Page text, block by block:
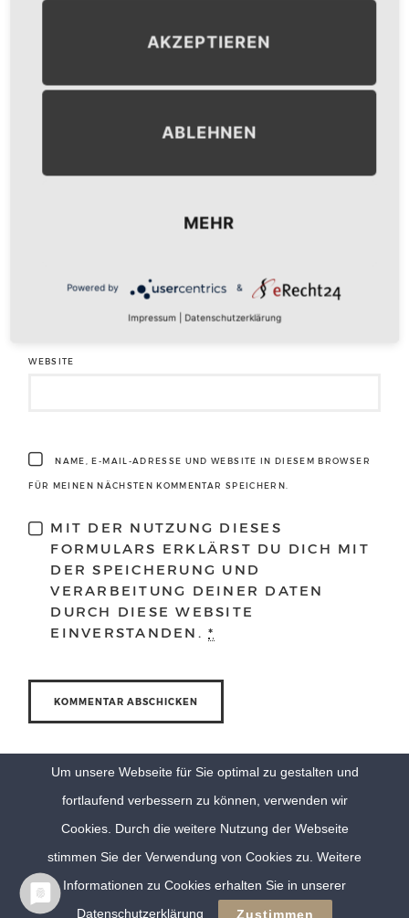
E-MAIL-ADRESSE
WEBSITE
NAME, E-MAIL-ADRESSE UND WEBSITE IN DIESEM BROWSER
FÜR MEINEN NÄCHSTEN KOMMENTAR SPEICHERN.
MIT DER NUTZUNG DIESES
FORMULARS ERKLÄRST DU DICH MIT
DER SPEICHERUNG UND
VERARBEITUNG DEINER DATEN
DURCH DIESE WEBSITE
EINVERSTANDEN.*
© Eva Berten Photography | Imprint Privacy Policy
Um unsere Webseite für Sie optimal zu gestalten und
fortlaufend verbessern zu können, verwenden wir
Cookies. Durch die weitere Nutzung der Webseite
stimmen Sie der Verwendung von Cookies zu. Weitere
Informationen zu Cookies erhalten Sie in unserer
Datenschutzerklärung
Zustimmen
AKZEPTIEREN
ABLEHNEN
MEHR
Powered by &
Impressum Datenschutzerklärung